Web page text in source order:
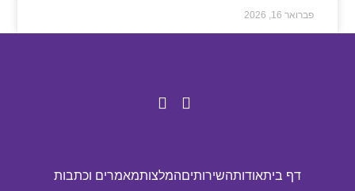
פברואר 16, 2026
דף ביתאודותהשירותיםהמלצותמאמרים וכתבות